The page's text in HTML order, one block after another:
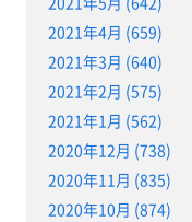
2021年4月 (659)
2021年3月 (640)
2021年2月 (575)
2021年1月 (562)
2020年12月 (738)
2020年11月 (835)
2020年10月 (874)